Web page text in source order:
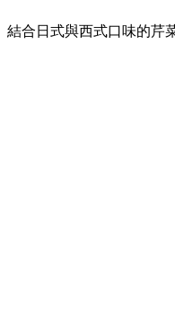
合日式與西式口味的芹